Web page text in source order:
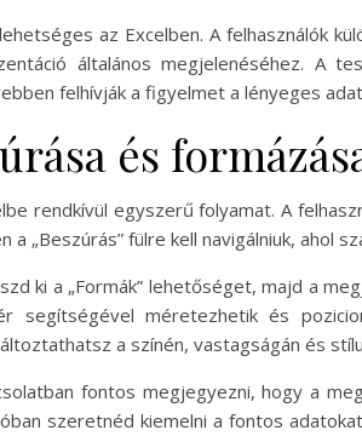
az Excelben. A felhasználók
általános megjelenéséhez. A
felhívják a figyelmet a lényeges
és
rendkívül egyszerű folyamat. A
a „Beszúrás” fülre kell navigálniuk, ahol
ki a „Formák” lehetőséget, majd a
segítségével méretezhetik és
a színén, vastagságán és
fontos megjegyezni, hogy a
szeretnéd kiemelni a fontos